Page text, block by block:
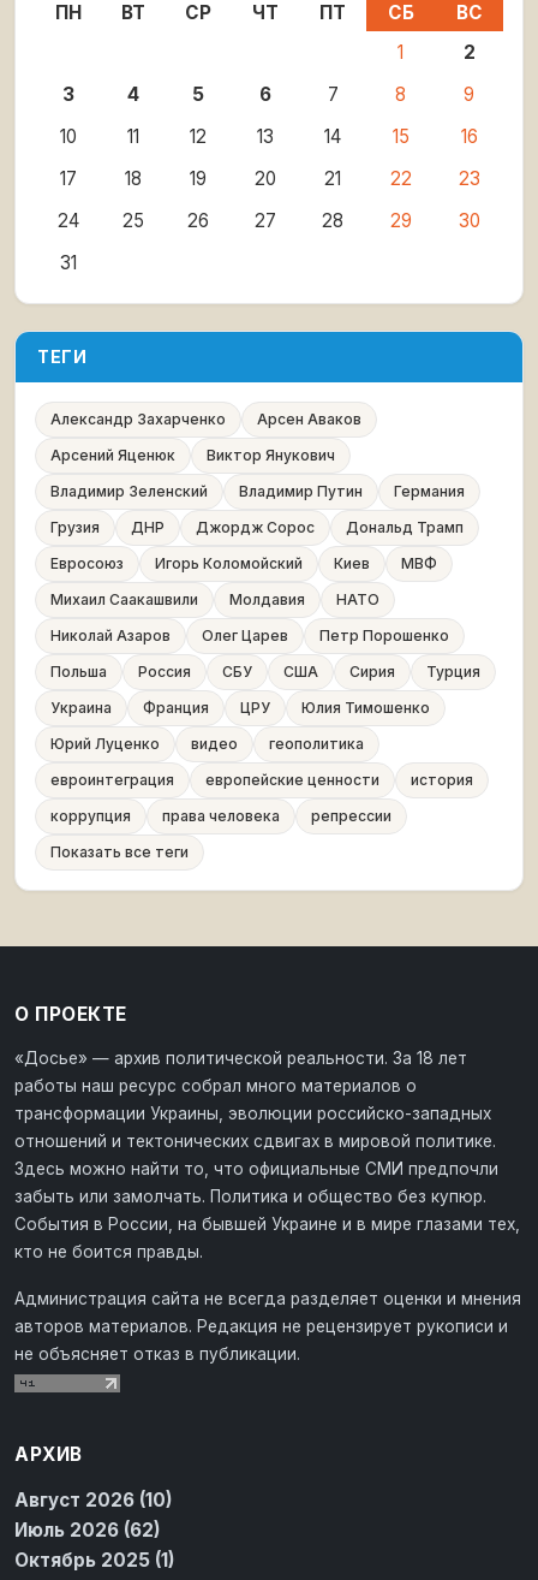
ПН ВТ СР ЧТ ПТ СБ
ВС
1
2
3
4 5 6 7 8
9
10
11 12 13 14 15
16
17
18 19 20 21 22
23
24
25 26 27 28 29
30
31
ТЕГИ
Александр Захарченко
Арсен Аваков
Арсений Яценюк
Виктор Янукович
Владимир Зеленский
Владимир Путин
Германия
Грузия
ДНР Джордж Сорос
Дональд Трамп
Евросоюз
Игорь Коломойский Киев
МВФ
Михаил Саакашвили
Молдавия
НАТО
Николай Азаров
Олег Царев
Петр Порошенко
Польша
Россия СБУ США Сирия
Турция
Украина
Франция ЦРУ
Юлия Тимошенко
Юрий Луценко
видео
геополитика
евроинтеграция
европейские ценности
история
коррупция
права человека
репрессии
Показать все теги
О ПРОЕКТЕ
«Досье» — архив политической реальности. За 18 лет
работы наш ресурс собрал много материалов о
трансформации Украины, эволюции российско-западных
отношений и тектонических сдвигах в мировой политике.
Здесь можно найти то, что официальные СМИ предпочли
забыть или замолчать. Политика и общество без купюр.
События в России, на бывшей Украине и в мире глазами тех,
кто не боится правды.
Администрация сайта не всегда разделяет оценки и мнения
авторов материалов. Редакция не рецензирует рукописи и
не объясняет отказ в публикации.
АРХИВ
Август 2026 (10)
Июль 2026 (62)
Октябрь 2025 (1)